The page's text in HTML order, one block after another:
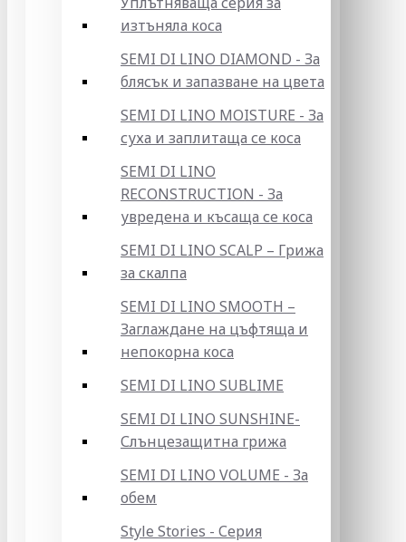
изтъняла коса
SEMI DI LINO DIAMOND - За
блясък и запазване на цвета
SEMI DI LINO MOISTURE - За
суха и заплитаща се коса
SEMI DI LINO
RECONSTRUCTION - За
увредена и късаща се коса
SEMI DI LINO SCALP – Грижа
за скалпа
SEMI DI LINO SMOOTH –
Заглаждане на цъфтяща и
непокорна коса
SEMI DI LINO SUBLIME
SEMI DI LINO SUNSHINE-
Слънцезащитна грижа
SEMI DI LINO VOLUME - За
обем
Style Stories - Серия